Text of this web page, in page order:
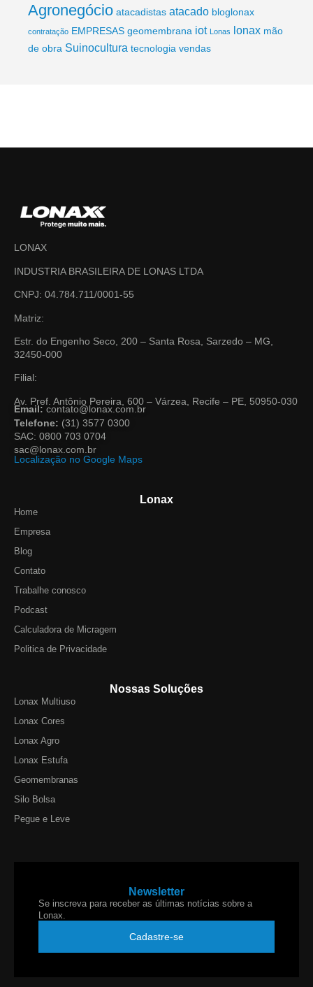
Agronegócio atacadistas atacado bloglonax
contratação EMPRESAS geomembrana iot Lonas lonax mão
de obra Suinocultura tecnologia vendas
LONAX
INDUSTRIA BRASILEIRA DE LONAS LTDA
CNPJ: 04.784.711/0001-55
Matriz:
Estr. do Engenho Seco, 200 – Santa Rosa, Sarzedo – MG,
32450-000
Filial:
Av. Pref. Antônio Pereira, 600 – Várzea, Recife – PE, 50950-030
Email: contato@lonax.com.br
Telefone: (31) 3577 0300
SAC: 0800 703 0704
sac@lonax.com.br
Localização no Google Maps
Lonax
Home
Empresa
Blog
Contato
Trabalhe conosco
Podcast
Calculadora de Micragem
Politica de Privacidade
Nossas Soluções
Lonax Multiuso
Lonax Cores
Lonax Agro
Lonax Estufa
Geomembranas
Silo Bolsa
Pegue e Leve
Newsletter
Se inscreva para receber as últimas notícias sobre a
Lonax.
Cadastre-se